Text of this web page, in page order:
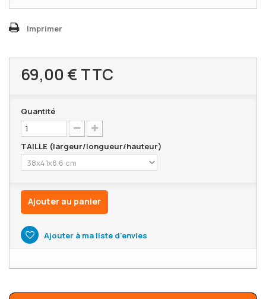
Imprimer
69,00 €TTC
Quantité
TAILLE (largeur/longueur/hauteur)
Ajouter au panier
Ajouter à ma liste d'envies